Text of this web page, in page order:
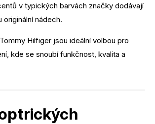
v typických barvách značky dodávají
originální nádech.
Hilfiger jsou ideální volbou pro
kde se snoubí funkčnost, kvalita a